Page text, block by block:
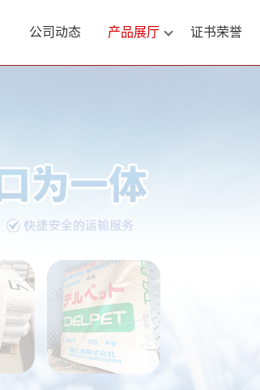
公司动态 产品展厅 证书荣誉